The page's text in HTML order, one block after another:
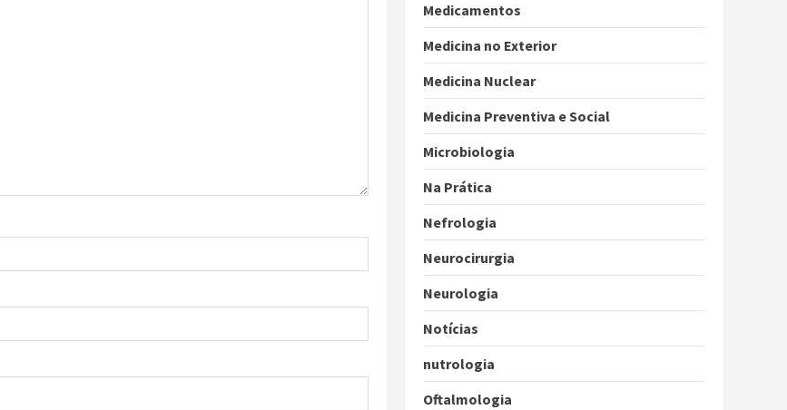
Medicamentos
Medicina no Exterior
Medicina Nuclear
Medicina Preventiva e Social
Microbiologia
Na Prática
Nefrologia
Neurocirurgia
Neurologia
Notícias
nutrologia
Oftalmologia